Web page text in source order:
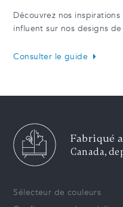
Découvrez nos
influent sur nos designs
Consulter le guide
Fabriqué
Canada,
Sélecteur de couleurs